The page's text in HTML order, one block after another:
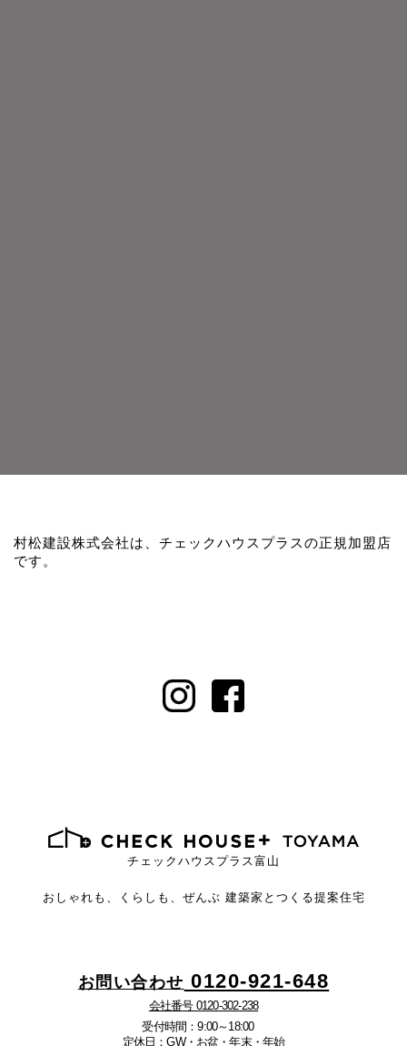
村松建設株式会社は、チェックハウスプラスの正規加盟店
です。
チェックハウスプラス富山
おしゃれも、くらしも、ぜんぶ 建築家とつくる提案住宅
お問い合わせ 0120-921-648
会社番号 0120-302-238
受付時間：9:00～18:00
定休日：GW・お盆・年末・年始